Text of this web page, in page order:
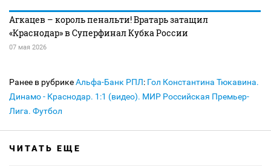
Агкацев – король пенальти! Вратарь затащил
«Краснодар» в Суперфинал Кубка России
07 мая 2026
Ранее в рубрикеАльфа-Банк РПЛ: Гол Константина Тюкавина.
Динамо - Краснодар. 1:1 (видео). МИР Российская Премьер-
Лига. Футбол
ЧИТАТЬ ЕЩЕ